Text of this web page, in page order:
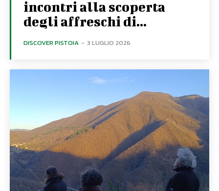
incontri alla scoperta
degli affreschi di...
DISCOVER PISTOIA - 3 LUGLIO 2026